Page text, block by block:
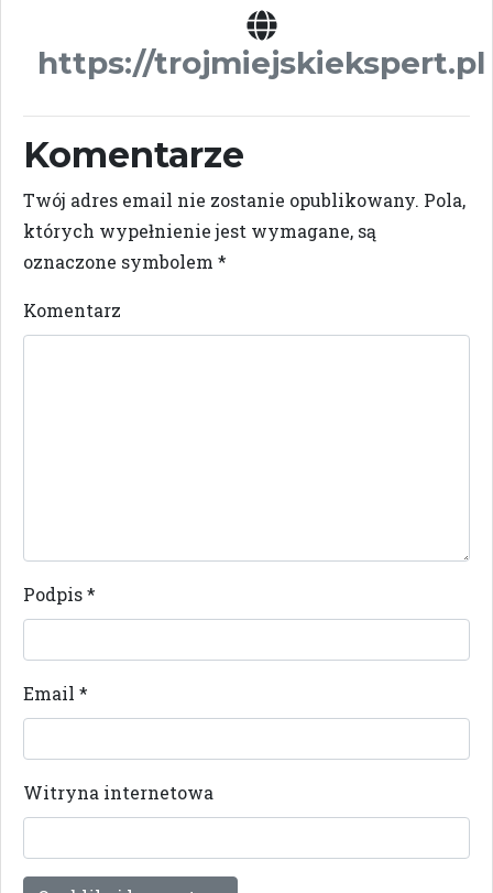
https://trojmiejskiekspert.pl
Komentarze
Twój adres email nie zostanie opublikowany. Pola,
których wypełnienie jest wymagane, są
oznaczone symbolem *
Komentarz
Podpis*
Email *
Witryna internetowa